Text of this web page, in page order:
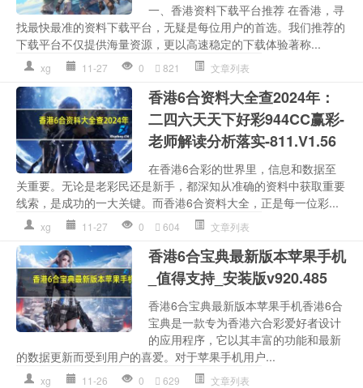
一、香港资料下载平台推荐 在香港，寻
找最快最准的资料下载平台，无疑是每位用户的首选。我们推荐的
下载平台不仅提供海量资源，更以高速稳定的下载体验著称...
xg 11-27 0 821 文章列表
香港6合资料大全查2024年：
二四六天天下好彩944CC赢彩-
老师解读分析落实-811.V1.56
在香港6合彩的世界里，信息和数据至
关重要。无论是老彩民还是新手，都深知从准确的资料中获取重要
线索，是成功的一大关键。而香港6合资料大全，正是每一位彩...
xg 11-27 0 604 文章列表
香港6合宝典最新版本苹果手机
_值得支持_安装版v920.485
香港6合宝典最新版本苹果手机香港6合
宝典是一款专为香港六合彩爱好者设计
的应用程序，它以其丰富的功能和最新
的数据更新而受到用户的喜爱。对于苹果手机用户...
xg 11-26 0 629 文章列表